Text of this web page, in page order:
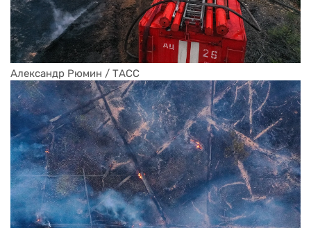
Александр Рюмин / ТАСС